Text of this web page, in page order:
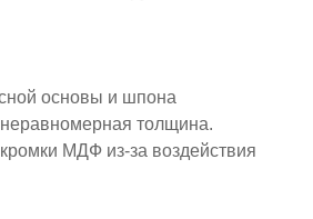
основы и шпона
толщина.
МДФ из-за воздействия